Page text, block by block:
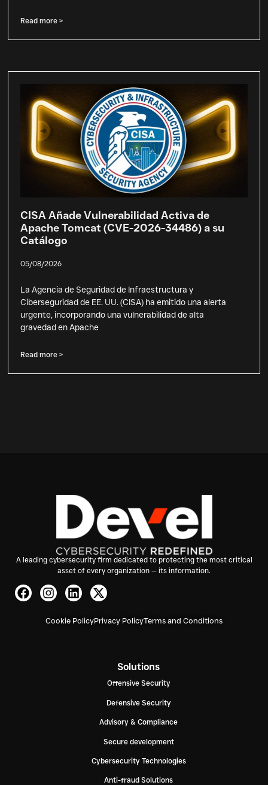
Read more >
CISA Añade Vulnerabilidad Activa de
Apache Tomcat (CVE-2026-34486) a su
Catálogo
05/08/2026
La Agencia de Seguridad de Infraestructura y
Ciberseguridad de EE. UU. (CISA) ha emitido una alerta
urgente, incorporando una vulnerabilidad de alta
gravedad en Apache
Read more >
A leading cybersecurity firm dedicated to protecting the most critical
asset of every organization — its information.
Cookie PolicyPrivacy PolicyTerms and Conditions
Solutions
Offensive Security
Defensive Security
Advisory & Compliance
Secure development
Cybersecurity Technologies
Anti-fraud Solutions